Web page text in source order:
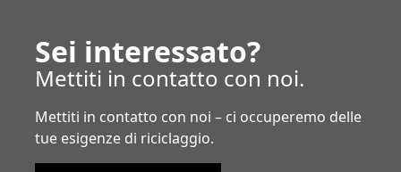
Sei interessato?
Mettiti in contatto con noi.
Mettiti in contatto con noi – ci occuperemo delle
tue esigenze di riciclaggio.